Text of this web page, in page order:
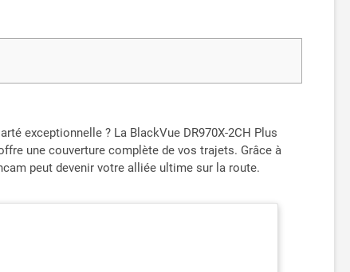
exceptionnelle ? La BlackVue DR970X-2CH Plus
une couverture complète de vos trajets. Grâce à
peut devenir votre alliée ultime sur la route.